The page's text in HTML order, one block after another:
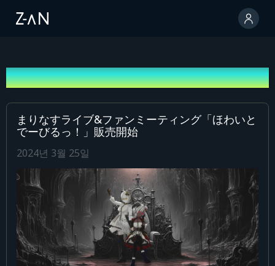
안내
まりなすライブ&ファンミーティング「ほわいと
でーびるっ！」販売開始
2024년 3월 25일